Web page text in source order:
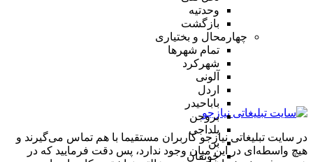
وحدتیه
بازگشت
چهارمحال و بختیاری
تمام شهر‌ها
شهرکرد
آلونی
اردل
باباحیدر
بروجن
بلداجی
بن
جونقان
در سایت تبلیغاتی نیازجو کاربران مستقیما با هم تماس می‌گیرند و
هیچ واسطه‌ای در این میان وجود ندارد، پس دقت فرمایید که در